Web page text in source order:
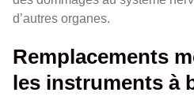
d’autres organes.
Remplacements
les instruments à